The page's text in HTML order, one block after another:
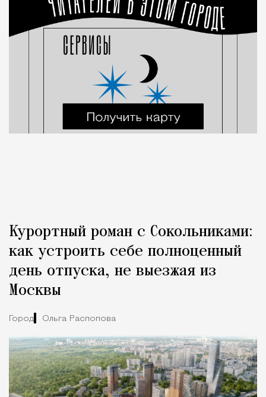
Курортный роман с Сокольниками:
как устроить себе полноценный
день отпуска, не выезжая из
Москвы
Город Ольга Распопова